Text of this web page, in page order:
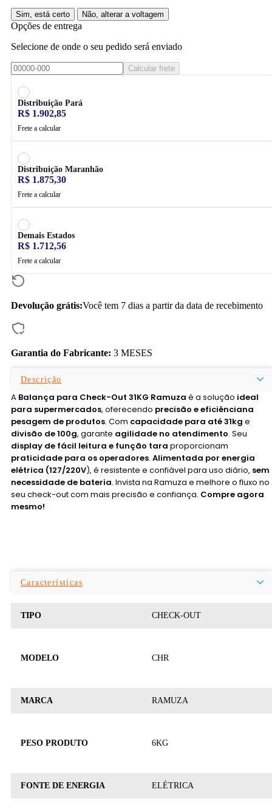
Sim, está certo Não, alterar a voltagem
Opções de entrega
Selecione de onde o seu pedido será enviado
Calcular frete
Distribuição Pará
R$ 1.902,85
Frete a calcular
Distribuição Maranhão
R$ 1.875,30
Frete a calcular
Demais Estados
R$ 1.712,56
Frete a calcular
Devolução grátis:Você tem 7 dias a partir da data de recebimento
Garantia do Fabricante: 3 MESES
Descrição
A Balança para Check-Out 31KG Ramuza é a solução ideal
para supermercados, oferecendo precisão e eficiênciana
pesagem de produtos. Com capacidade para até 31kg e
divisão de 100g, garante agilidade no atendimento. Seu
display de fácil leitura e função tara proporcionam
praticidade para os operadores. Alimentada por energia
elétrica (127/220V), é resistente e confiável para uso diário, sem
necessidade de bateria. Invista na Ramuza e melhore o fluxo no
seu check-out com mais precisão e confiança. Compre agora
mesmo!
Características
TIPO CHECK-OUT
MODELO CHR
MARCA RAMUZA
PESO PRODUTO 6KG
FONTE DE ENERGIA ELÉTRICA